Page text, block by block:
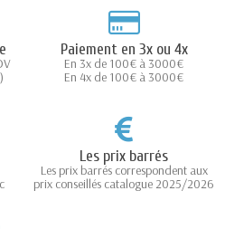
Paiement en 3x ou 4x
En 3x de 100€ à 3000€
En 4x de 100€ à 3000€
Les prix barrés
Les prix barrés correspondent aux
prix conseillés catalogue 2025/2026